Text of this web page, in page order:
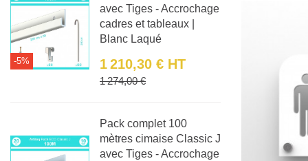
-5%
avec Tiges - Accrochage
cadres et tableaux |
Blanc Laqué
Prix
1 210,30 € HT
Prix de base
1 274,00 €
Pack complet 100
mètres cimaise Classic J
avec Tiges - Accrochage
en relief,
Plaque de
les toilettes
Plaque de